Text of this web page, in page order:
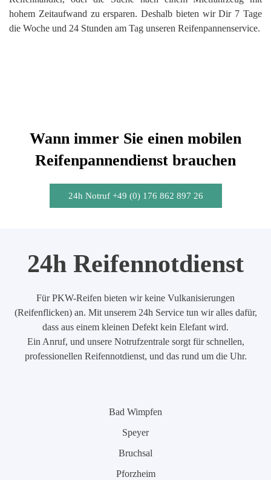
hohem Zeitaufwand zu ersparen. Deshalb bieten wir Dir 7 Tage
die Woche und 24 Stunden am Tag unseren Reifenpannenservice.
Wann immer Sie einen mobilen
Reifenpannendienst brauchen
24h Notruf +49 (0) 176 862 897 26
24h Reifennotdienst
Für PKW-Reifen bieten wir keine Vulkanisierungen
(Reifenflicken) an. Mit unserem 24h Service tun wir alles dafür,
dass aus einem kleinen Defekt kein Elefant wird.
Ein Anruf, und unsere Notrufzentrale sorgt für schnellen,
professionellen Reifennotdienst, und das rund um die Uhr.
Bad Wimpfen
Speyer
Bruchsal
Pforzheim